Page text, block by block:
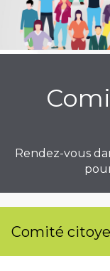
Rendez-vous
Comité